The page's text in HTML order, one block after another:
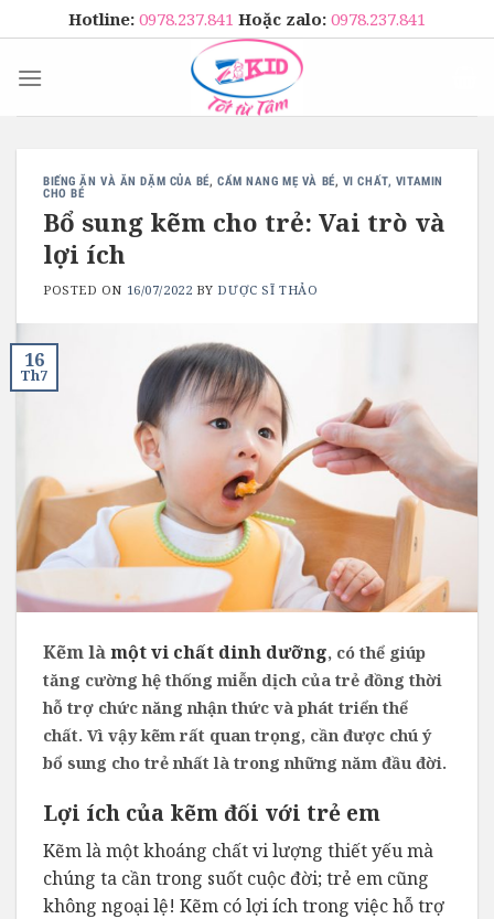
to
content
Hotline: 0978.237.841 Hoặc zalo: 0978.237.841
BIẾNG ĂN VÀ ĂN DẶM CỦA BÉ,CẨM NANG MẸ VÀ BÉ, VI CHẤT, VITAMIN
CHO BÉ
Bổ sung kẽm cho trẻ: Vai trò và
lợi ích
POSTED ON 16/07/2022 BY DƯỢC SĨ THẢO
16
Th7
Kẽm làmột vi chất dinh dưỡng, có thể giúp
tăng cường hệ thống miễn dịch của trẻ đồng thời
hỗ trợ chức năng nhận thức và phát triển thể
chất. Vì vậy kẽm rất quan trọng, cần được chú ý
bổ sung cho trẻ nhất là trong những năm đầu đời.
Lợi ích của kẽm đối với trẻ em
Kẽm là một khoáng chất vi lượng thiết yếu mà
chúng ta cần trong suốt cuộc đời; trẻ em cũng
không ngoại lệ! Kẽm có lợi ích trong việc hỗ trợ